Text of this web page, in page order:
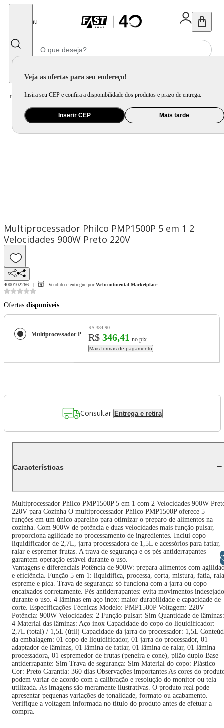
Menu
Veja as ofertas para seu endereço!
Insira seu CEP e confira a disponibilidade dos produtos e prazo de entrega.
Inserir CEP Mais tarde
Home Eletroportátil / Preparo de Alimento / Processador de Alimento
Multiprocessador Philco PMP1500P 5 em 1 2
Velocidades 900W Preto 220V
4000102266 Vendido e entregue por Webcontinental Marketplace
Ofertas disponíveis
Multiprocessador Philco PMP1500P 5 em 1 2 Velocidades 900W Preto 220V
R$ 384,90
R$ 346,41 no pix
Mais formas de pagamento
Consultar Entrega e retira
Características
Multiprocessador Philco PMP1500P 5 em 1 com 2 Velocidades 900W
220V para Cozinha O multiprocessador Philco PMP1500P oferece 5
funções em um único aparelho para otimizar o preparo de alimentos na
cozinha. Com 900W de potência e duas velocidades mais função pulsar,
proporciona agilidade no processamento de ingredientes. Inclui copo
liquidificador de 2,7L, jarra processadora de 1,5L e acessórios para fatiar,
ralar e espremer frutas. A trava de segurança e os pés antiderrapantes
garantem operação estável durante o uso.
Vantagens e diferenciais Potência de 900W: prepara alimentos com
e eficiência. Função 5 em 1: liquidifica, processa, corta, mistura, fatia,
espreme e pica. Trava de segurança: só funciona com a jarra ou copo
encaixados corretamente. Pés antiderrapantes: evita movimentos
durante o uso. 4 lâminas em aço inox: maior durabilidade e capacidade de
corte. Especificações Técnicas Modelo: PMP1500P Voltagem: 220V
Potência: 900W Velocidades: 2 Função pulsar: Sim Quantidade de lâminas:
4 Material das lâminas: Aço inox Capacidade do copo do liquidificador:
2,7L (total) / 1,5L (útil) Capacidade da jarra do processador: 1,5L
da embalagem: 01 copo de liquidificador, 01 jarra do processador, 01
adaptador de lâminas, 01 lâmina de fatiar, 01 lâmina de ralar, 01 lâmina
processadora, 01 espremedor de frutas (peneira e cone), pilão duplo Base
antiderrapante: Sim Trava de segurança: Sim Material do copo: Plástico
Cor: Preto Garantia: 360 dias Observações importantes As cores do
podem variar de acordo com a calibração e resolução do monitor ou tela
utilizada. As imagens são meramente ilustrativas. O produto real pode
apresentar pequenas variações de tonalidade, formato ou acabamento.
Verifique a voltagem informada no título do produto antes de efetuar a
compra.
Libras